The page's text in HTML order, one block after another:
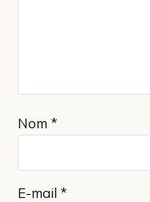
Nom *
E-mail *